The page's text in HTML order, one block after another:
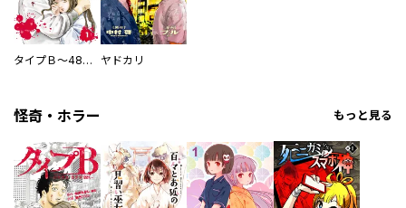
タイプＢ～48時間後、致死率100％～【単話】 ヤドカリ
怪奇・ホラー もっと見る